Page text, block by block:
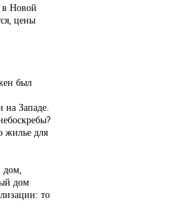
в Новой
цены
был
на Западе.
жилье для
дом,
дом
то